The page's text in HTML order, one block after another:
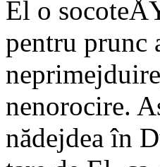
El o
pentru prunc
nenorocire.
nădejdea în